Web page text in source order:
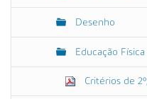
Desenho
Educação Física
Critérios de